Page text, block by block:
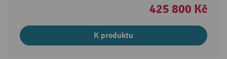
425 800 Kč
K produktu